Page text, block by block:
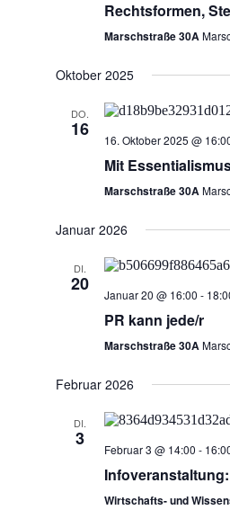
Rechtsformen,
Marschstraße 30A
Oktober 2025
DO.
16 16. Oktober 2025 @
Mit
Marschstraße 30A
Januar 2026
DI.
20 Januar 20 @ 16:00 -
PR kann jede/r
Marschstraße 30A
Februar 2026
DI.
3 Februar 3 @ 14:00 -
Wirtschafts- und